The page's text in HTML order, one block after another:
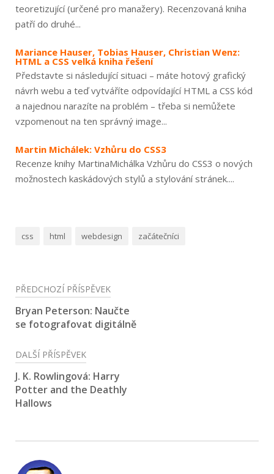
teoretizující (určené pro manažery). Recenzovaná kniha
patří do druhé...
Mariance Hauser, Tobias Hauser, Christian Wenz:
HTML a CSS velká kniha řešení
Představte si následující situaci – máte hotový grafický
návrh webu a teď vytváříte odpovídající HTML a CSS kód
a najednou narazíte na problém – třeba si nemůžete
vzpomenout na ten správný image...
Martin Michálek: Vzhůru do CSS3
Recenze knihy MartinaMichálka Vzhůru do CSS3 o nových
možnostech kaskádových stylů a stylování stránek....
css html webdesign začátečníci
Navigace
pro
příspěvek
PŘEDCHOZÍ PŘÍSPĚVEK
Bryan Peterson: Naučte
se fotografovat digitálně
DALŠÍ PŘÍSPĚVEK
J. K. Rowlingová: Harry
Potter and the Deathly
Hallows